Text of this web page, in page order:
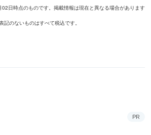
日時点のものです。掲載情報は現在と異なる場合があります
のないものはすべて税込です。
PR